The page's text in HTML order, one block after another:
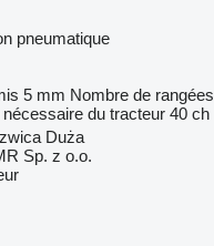
pneumatique
5 mm Nombre de rangées
du tracteur 40 ch
Duża
Sp. z o.o.